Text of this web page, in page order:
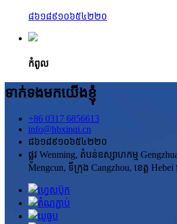
៨៦១៨៩១០៦៥៤២២០
កំពូល
ទាក់ទងមកយើងខ្ញុំ
+86 0317 6856613
info@hbxinqi.cn
៨៦១៨៩១០៦៥៤២២០
ផ្លូវ Wenming, តំបន់ឧស្សាហកម្ម
Mengcun, ទីក្រុង Cangzhou, ខេត្ត